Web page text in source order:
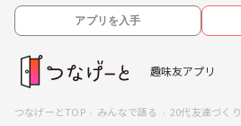
アプリを入手
趣味友アプリ
つなげーとTOP みんなで語る 20代友達づくり